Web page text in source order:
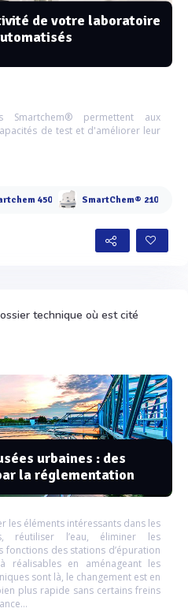
de votre laboratoire
Smartchem® permettent aux
de test et d'améliorer leur
450 SmartChem® 210
technique où est cité
urbaines : des
la réglementation
les éléments intéressants dans les
réutiliser l’eau, éliminer les
des stations d’épuration
réalisables en aménageant les
sont là, le changement est en
plus rapide sans certains freins